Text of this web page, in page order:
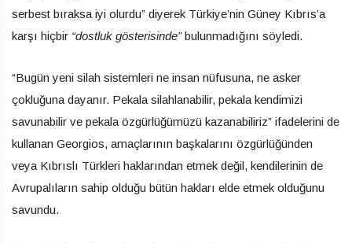
serbest bıraksa iyi olurdu” diyerek Türkiye’nin Güney Kıbrıs’a
karşı hiçbir “dostluk gösterisinde”bulunmadığını söyledi.
“Bugün yeni silah sistemleri ne insan nüfusuna, ne asker
çokluğuna dayanır. Pekala silahlanabilir, pekala kendimizi
savunabilir ve pekala özgürlüğümüzü kazanabiliriz” ifadelerini de
kullanan Georgios, amaçlarının başkalarını özgürlüğünden
veya Kıbrıslı Türkleri haklarından etmek değil, kendilerinin de
Avrupalıların sahip olduğu bütün hakları elde etmek olduğunu
savundu.